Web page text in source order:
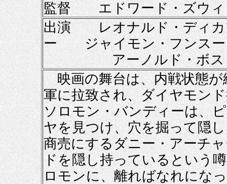
監督 エドワード・ズウィ
出演 レオナルド・ディ
ー ジャイモン・フンス
アーノルド・ボス
映画の舞台は、内戦状態が
軍に拉致され、ダイヤモン
ソロモン・バンディーは、
ヤを見つけ、穴を掘って隠
商売にするダニー・アーチ
ドを隠し持っているという
ロモンに、離ればなれにな